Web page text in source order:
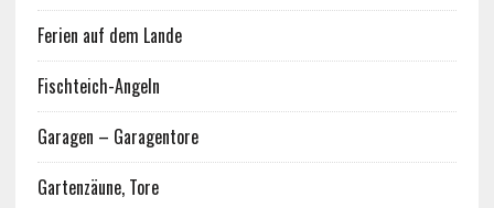
Ferien auf dem Lande
Fischteich-Angeln
Garagen – Garagentore
Gartenzäune, Tore